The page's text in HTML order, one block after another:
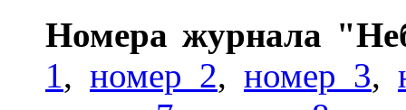
Номера журнала
1, номер 2, номер 3,